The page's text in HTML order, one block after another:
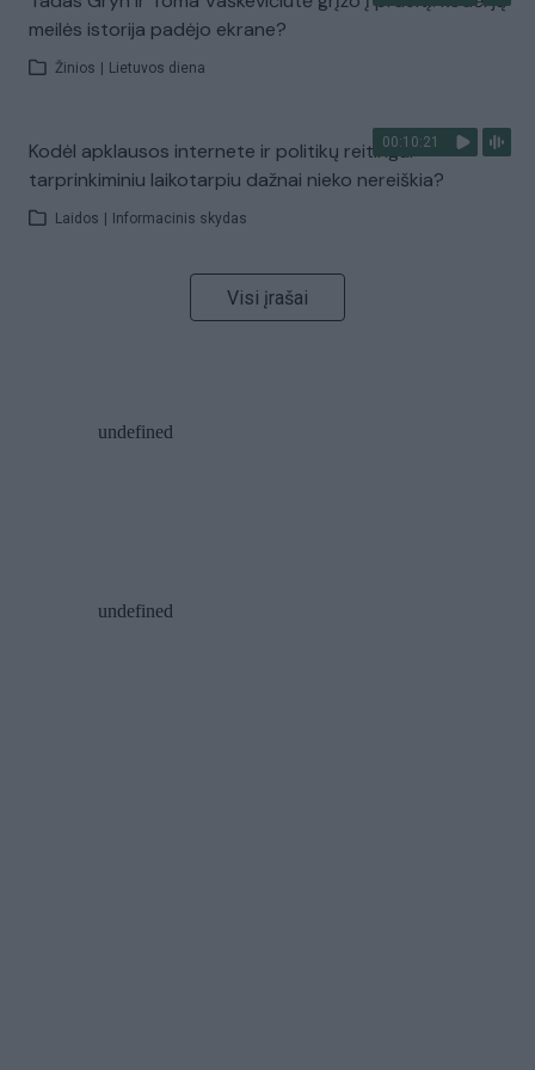
meilės istorija padėjo ekrane?
Žinios Lietuvos diena
00:10:21
Kodėl apklausos internete ir politikų reitingai
tarprinkiminiu laikotarpiu dažnai nieko nereiškia?
Laidos Informacinis skydas
Visi įrašai